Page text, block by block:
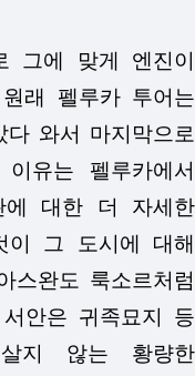
그에 맞게 엔진이
래 펠루카 투어는
와서 마지막으로
유는 펠루카에서
에 대한 더 자세한
이 그 도시에 대해
스완도 룩소르처럼
안은 귀족묘지 등
지 않는 황량한